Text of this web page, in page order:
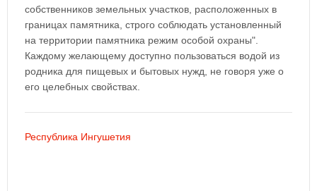
собственников земельных участков, расположенных в
границах памятника, строго соблюдать установленный
на территории памятника режим особой охраны".
Каждому желающему доступно пользоваться водой из
родника для пищевых и бытовых нужд, не говоря уже о
его целебных свойствах.
Республика Ингушетия